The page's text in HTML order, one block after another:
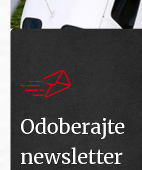
Odoberajte
newsletter